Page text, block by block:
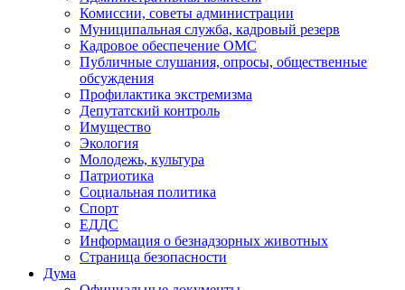
Комиссии, советы администрации
Муниципальная служба, кадровый резерв
Кадровое обеспечение ОМС
Публичные слушания, опросы, общественные
обсуждения
Профилактика экстремизма
Депутатский контроль
Имущество
Экология
Молодежь, культура
Патриотика
Социальная политика
Спорт
ЕДДС
Информация о безнадзорных животных
Страница безопасности
Дума